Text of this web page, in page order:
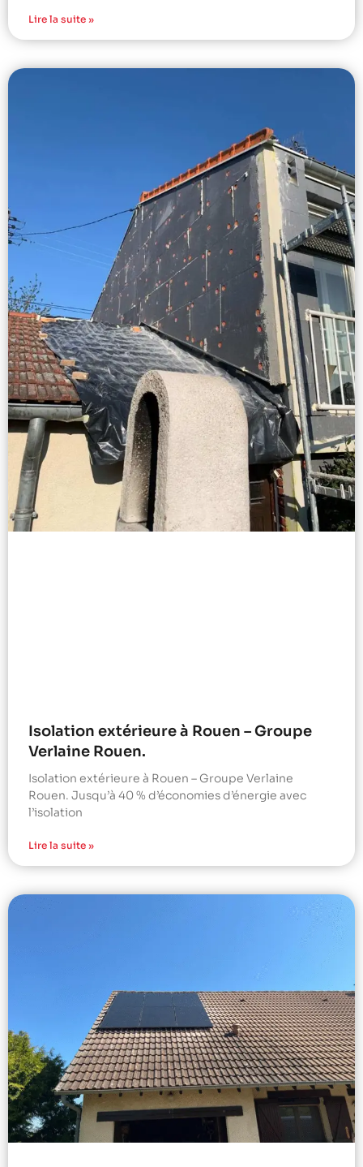
Lire la suite »
Isolation extérieure à Rouen – Groupe
Verlaine Rouen.
Isolation extérieure à Rouen – Groupe Verlaine
Rouen. Jusqu’à 40 % d’économies d’énergie avec
l’isolation
Lire la suite »